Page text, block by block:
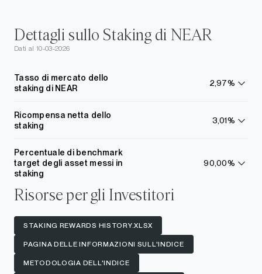
Dettagli sullo Staking di NEAR
Dati al 10-03-2026
Tasso di mercato dello
staking di NEAR
2,97%
Ricompensa netta dello
staking
3,01%
Percentuale di benchmark
target degli asset messi in
staking
90,00%
Risorse per gli Investitori
STAKING REWARDS HISTORY.XLSX
PAGINA DELLE INFORMAZIONI SULL'INDICE
METODOLOGIA DELL'INDICE